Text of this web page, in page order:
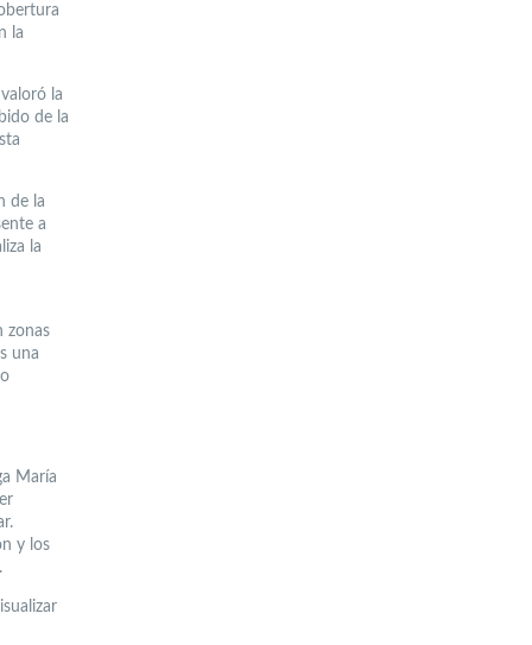
la
la
de la
de la
a
la
zonas
una
María
y los